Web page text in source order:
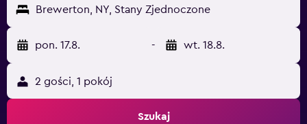
Brewerton, NY, Stany Zjednoczone
pon. 17.8. - wt. 18.8.
2 gości, 1 pokój
Szukaj